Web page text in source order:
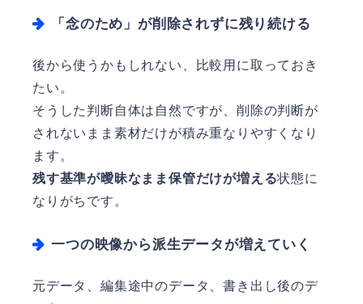
「念のため」が削除されずに残り続ける
後から使うかもしれない、比較用に取っておき
たい。
そうした判断自体は自然ですが、削除の判断が
されないまま素材だけが積み重なりやすくなり
ます。
残す基準が曖昧なまま保管だけが増える状態に
なりがちです。
一つの映像から派生データが増えていく
元データ、編集途中のデータ、書き出し後のデ